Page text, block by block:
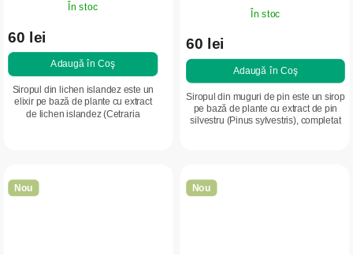
În stoc
60 lei
Adaugă în Coş
Siropul din lichen islandez este un
elixir pe bază de plante cu extract
de lichen islandez (Cetraria
În stoc
60 lei
Adaugă în Coş
Siropul din muguri de pin este un sirop
pe bază de plante cu extract de pin
silvestru (Pinus sylvestris), completat
Nou Nou